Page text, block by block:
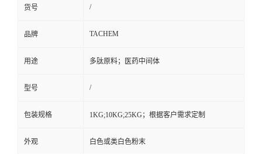
货号 /
品牌 TACHEM
用途 多肽原料；医药中间体
型号 /
包装规格 1KG;10KG;25KG；根据客户需求定制
外观 白色或类白色粉末